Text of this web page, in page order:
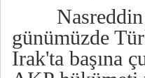
Nasreddin
günümüzde
Irak'ta başına